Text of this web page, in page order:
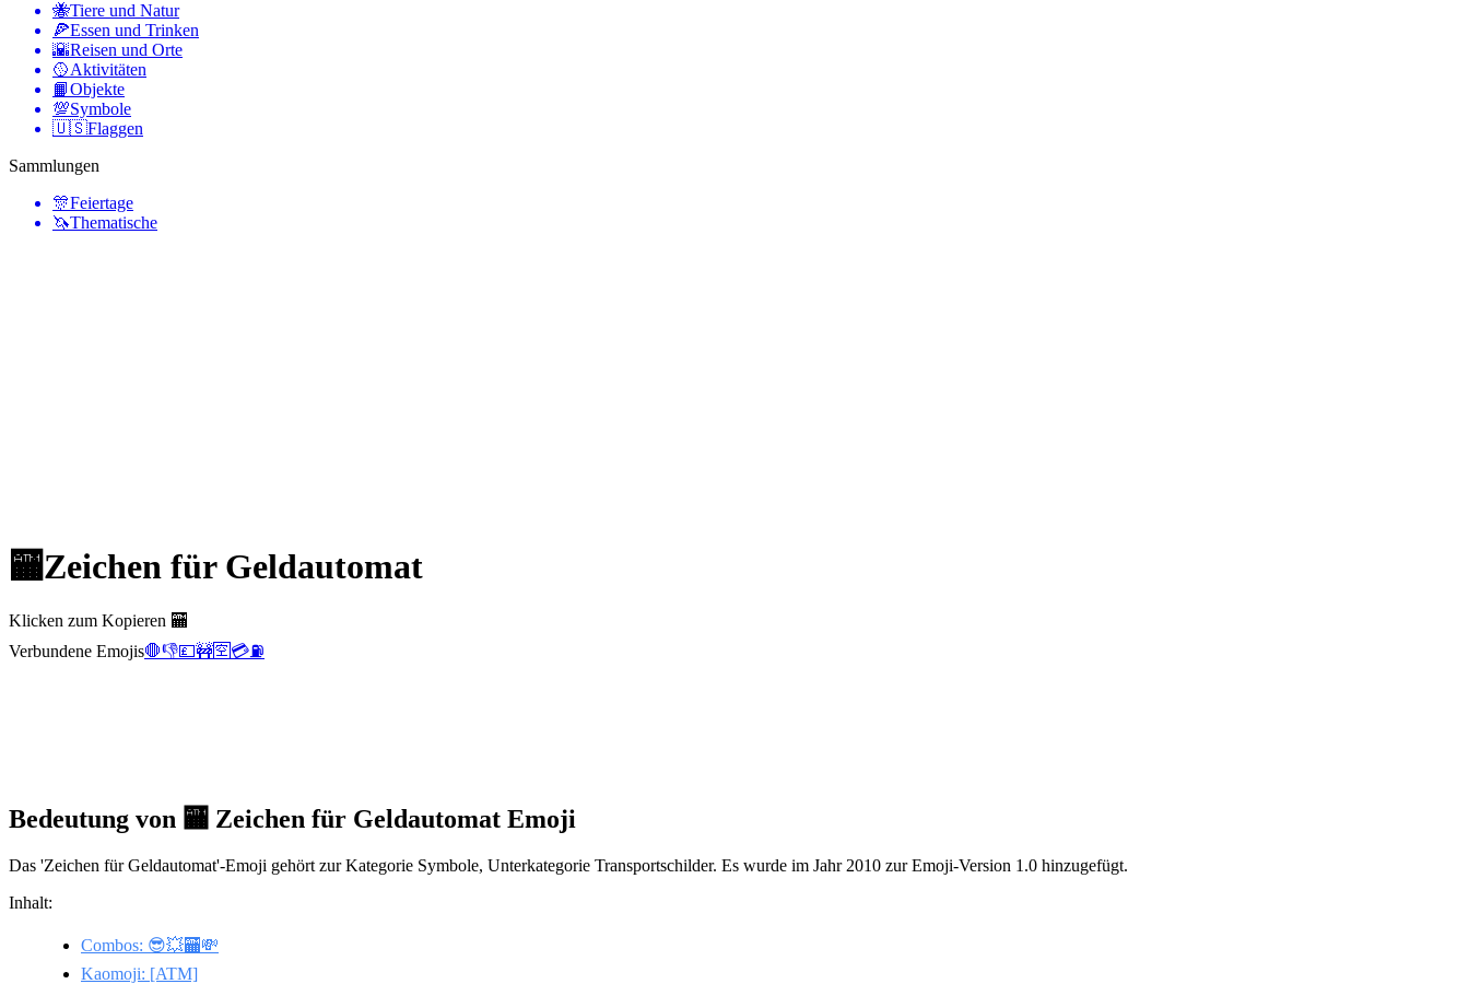
🐝Tiere und Natur
🍕Essen und Trinken
🌇Reisen und Orte
🥎Aktivitäten
📙Objekte
💯Symbole
🇺🇸Flaggen
Sammlungen
🎊Feiertage
🦄Thematische
🏧Zeichen für Geldautomat
Klicken zum Kopieren 🏧
Verbundene Emojis🛑👎💷🚧🈳 💳⛽
Bedeutung von 🏧 Zeichen für Geldautomat Emoji
Das 'Zeichen für Geldautomat'-Emoji gehört zur Kategorie Symbole, Unterkategorie Transportschilder. Es wurde im Jahr 2010 zur Emoji-Version 1.0 hinzugefügt.
Inhalt:
Combos: 😎💥🏧💸
Kaomoji: [ATM]